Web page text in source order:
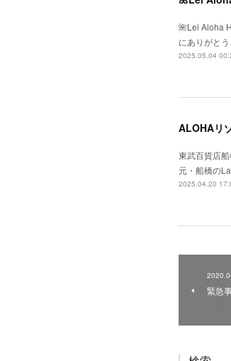
🌺Lei Aloha
にありがと
2025.05.04
ALOHAリ
東武百貨店
元・船橋の
2025.04.20
緊急